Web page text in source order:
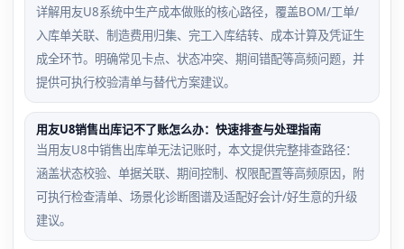
详解用友U8系统中生产成本做账的核心路径，覆盖BOM/工单/
入库单关联、制造费用归集、完工入库结转、成本计算及凭证生
成全环节。明确常见卡点、状态冲突、期间错配等高频问题，并
提供可执行校验清单与替代方案建议。
用友U8销售出库记不了账怎么办：快速排查与处理指南
当用友U8中销售出库单无法记账时，本文提供完整排查路径：
涵盖状态校验、单据关联、期间控制、权限配置等高频原因，附
可执行检查清单、场景化诊断图谱及适配好会计/好生意的升级
建议。